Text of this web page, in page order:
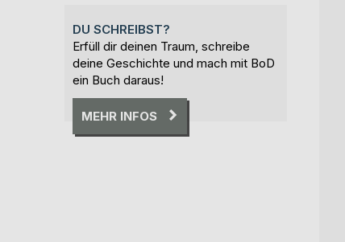
DU SCHREIBST?
Erfüll dir deinen Traum, schreibe
deine Geschichte und mach mit BoD
ein Buch daraus!
MEHR INFOS